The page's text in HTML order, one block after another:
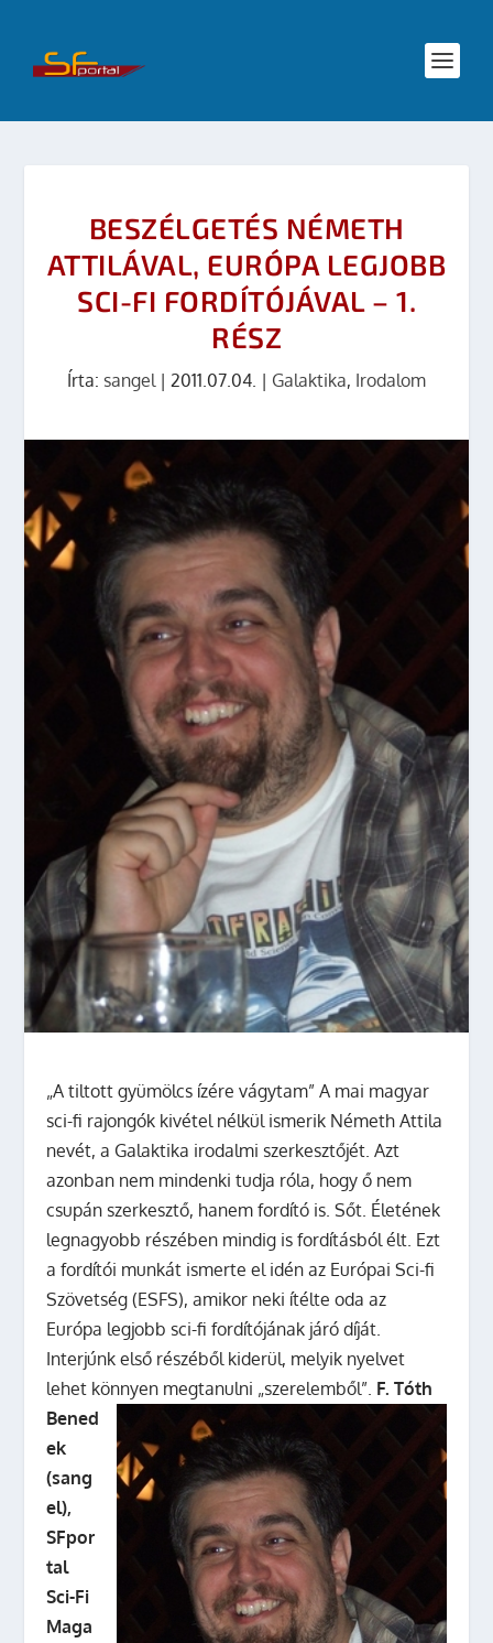
BESZÉLGETÉS NÉMETH
ATTILÁVAL, EURÓPA LEGJOBB
SCI-FI FORDÍTÓJÁVAL – 1.
RÉSZ
Írta: sangel| 2011.07.04. | Galaktika, Irodalom
„A tiltott gyümölcs ízére vágytam” A mai magyar
sci-fi rajongók kivétel nélkül ismerik Németh Attila
nevét, a Galaktika irodalmi szerkesztőjét. Azt
azonban nem mindenki tudja róla, hogy ő nem
csupán szerkesztő, hanem fordító is. Sőt. Életének
legnagyobb részében mindig is fordításból élt. Ezt
a fordítói munkát ismerte el idén az Európai Sci-fi
Szövetség (ESFS), amikor neki ítélte oda az
Európa legjobb sci-fi fordítójának járó díját.
Interjúnk első részéből kiderül, melyik nyelvet
lehet könnyen megtanulni „szerelemből”. F. Tóth
Bened
ek
(sang
el),
SFpor
tal
Sci-Fi
Maga